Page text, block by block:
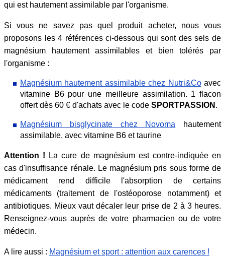
qui est hautement assimilable par l'organisme.
Si vous ne savez pas quel produit acheter, nous vous
proposons les 4 références ci-dessous qui sont des sels de
magnésium hautement assimilables et bien tolérés par
l'organisme :
Magnésium hautement assimilable chez Nutri&Coavec
vitamine B6 pour une meilleure assimilation. 1 flacon
offert dès 60 € d'achats avec le code SPORTPASSION .
Magnésium bisglycinate chez Novoma hautement
assimilable, avec vitamine B6 et taurine
Attention ! La cure de magnésium est contre-indiquée en
cas d'insuffisance rénale. Le magnésium pris sous forme de
médicament rend difficile l'absorption de certains
médicaments (traitement de l'ostéoporose notamment) et
antibiotiques. Mieux vaut décaler leur prise de 2 à 3 heures.
Renseignez-vous auprès de votre pharmacien ou de votre
médecin.
A lire aussi : Magnésium et sport : attention aux carences !